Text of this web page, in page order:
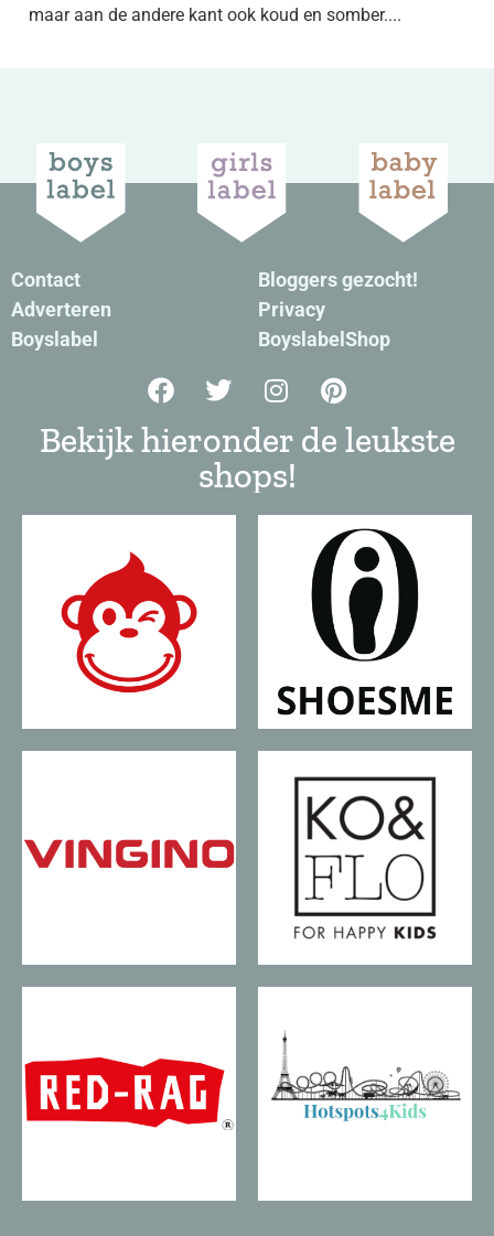
maar aan de andere kant ook koud en somber....
Contact
Adverteren
Boyslabel
Bloggers gezocht!
Privacy
BoyslabelShop
Bekijk hieronder de leukste
shops!